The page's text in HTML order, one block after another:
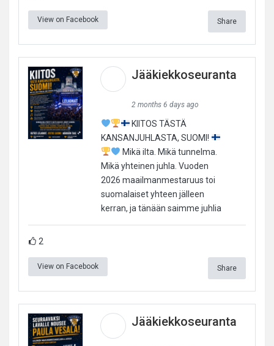
View on Facebook Share
Jääkiekkoseuranta
2 months 6 days ago
KIITOS TÄSTÄ
KANSANJUHLASTA, SUOMI!
Mikä ilta. Mikä tunnelma.
Mikä yhteinen juhla. Vuoden
2026 maailmanmestaruus toi
suomalaiset yhteen jälleen
kerran, ja tänään saimme juhlia
2
View on Facebook Share
Jääkiekkoseuranta